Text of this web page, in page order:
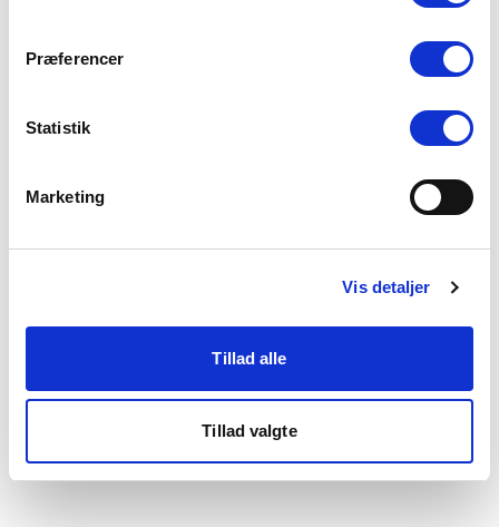
"Detaljer" eller ved at klikke videre til vores Cookiepolitik,
Præferencer
Statistik
Marketing
Vis detaljer
Tillad alle
Tillad valgte